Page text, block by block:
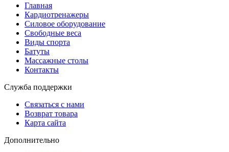
Главная
Кардиотренажеры
Силовое оборудование
Свободные веса
Виды спорта
Батуты
Массажные столы
Контакты
Служба поддержки
Связаться с нами
Возврат товара
Карта сайта
Дополнительно